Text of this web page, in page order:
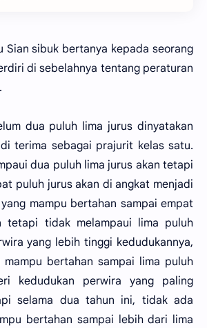
Sian sibuk bertanya kepada seorang
di sebelahnya tentang peraturan
dua puluh lima jurus dinyatakan
terima sebagai prajurit kelas satu.
dua puluh lima jurus akan tetapi
puluh jurus akan di angkat menjadi
mampu bertahan sampai empat
tetapi tidak melampaui lima puluh
yang lebih tinggi kedudukannya,
bertahan sampai lima puluh
kedudukan perwira yang paling
selama dua tahun ini, tidak ada
bertahan sampai lebih dari lima